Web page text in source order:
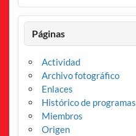
Páginas
Actividad
Archivo fotográfico
Enlaces
Histórico de programas
Miembros
Origen